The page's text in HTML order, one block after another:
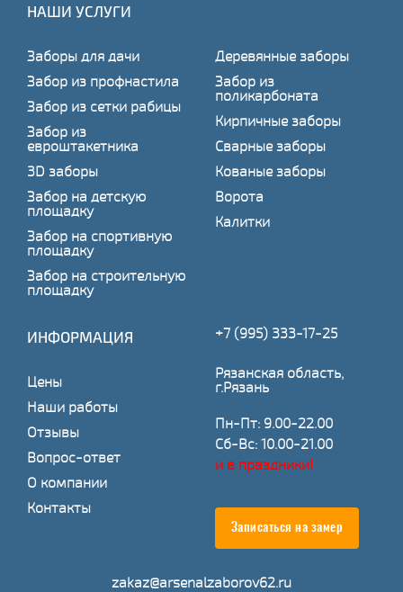
НАШИ УСЛУГИ
Заборы для дачи
Забор из профнастила
Забор из сетки рабицы
Забор из
евроштакетника
3D заборы
Забор на детскую
площадку
Забор на спортивную
площадку
Забор на строительную
площадку
Деревянные заборы
Забор из
поликарбоната
Кирпичные заборы
Сварные заборы
Кованые заборы
Ворота
Калитки
ИНФОРМАЦИЯ
Цены
Наши работы
Отзывы
Вопрос-ответ
О компании
Контакты
+7 (995) 333-17-25
Рязанская область,
г.Рязань
Пн-Пт: 9.00-22.00
Сб-Вс: 10.00-21.00
и в праздники!
Записаться на замер
zakaz@arsenalzaborov62.ru